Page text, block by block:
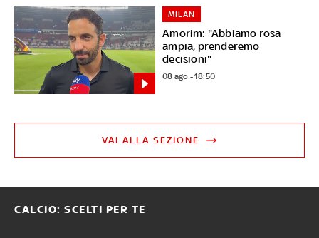
Amorim: "Abbiamo rosa
ampia, prenderemo
decisioni"
MILAN
08 ago - 18:50
VAI ALLA SEZIONE
CALCIO: SCELTI PER TE